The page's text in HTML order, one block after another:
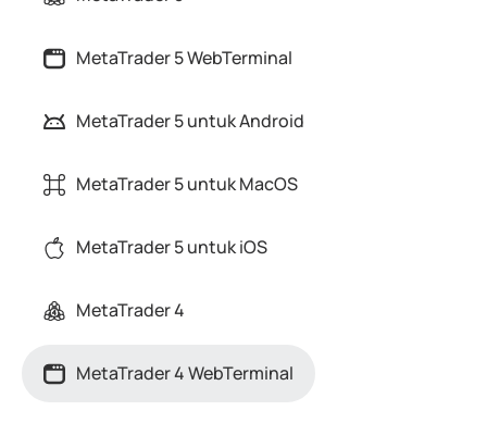
MetaTrader 5 WebTerminal
MetaTrader 5 untuk Android
MetaTrader 5 untuk MacOS
MetaTrader 5 untuk iOS
MetaTrader 4
MetaTrader 4 WebTerminal